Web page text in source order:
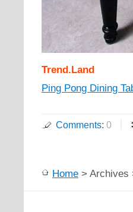
Trend.Land
Ping Pong Dining
Comments: 0
Home > Archives